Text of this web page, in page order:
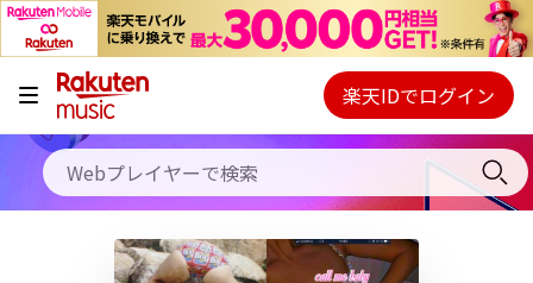
キャンペーン
料金プラン
使い方
Webプレイヤー
ご契約内容の確認・変更
楽天IDでログイン